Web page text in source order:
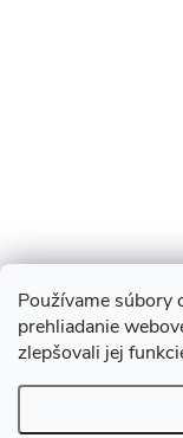
Používame súbory
prehliadanie
zlepšovali jej